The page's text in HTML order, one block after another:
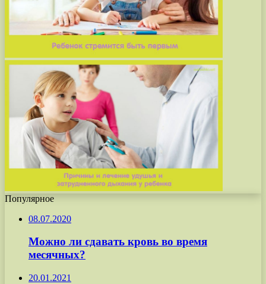
Популярное
08.07.2020
Можно ли сдавать кровь во время
месячных?
20.01.2021